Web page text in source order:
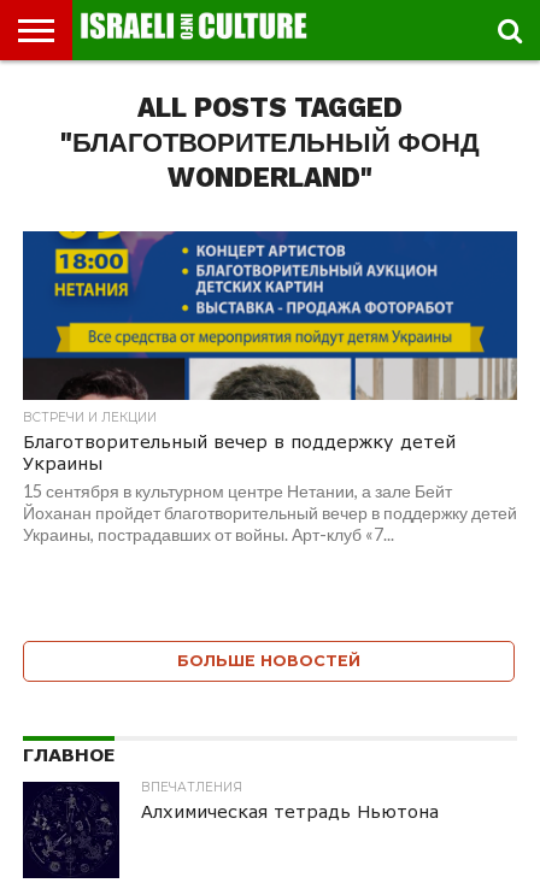
ФЕСТИВАЛЕЙ
ВЫХОДНОГО
ДНЯ
ПРОГУЛЬЩИКА
ВПЕЧАТЛЕНИЯ
ЛЕКЦИИ
GLOBAL
ALL POSTS TAGGED
"БЛАГОТВОРИТЕЛЬНЫЙ ФОНД
WONDERLAND"
ВСТРЕЧИ И ЛЕКЦИИ
Благотворительный вечер в поддержку детей
Украины
15 сентября в культурном центре Нетании, а зале Бейт
Йоханан пройдет благотворительный вечер в поддержку детей
Украины, пострадавших от войны. Арт-клуб «7...
БОЛЬШЕ НОВОСТЕЙ
ГЛАВНОЕ
ВПЕЧАТЛЕНИЯ
Алхимическая тетрадь Ньютона